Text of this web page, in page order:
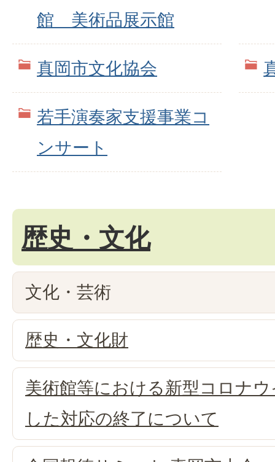
館 美術品展示館
真岡市文化協会
若手演奏家支援事業コ
ンサート
歴史・文化
文化・芸術
歴史・文化財
美術館等における新型コロナ
した対応の終了について